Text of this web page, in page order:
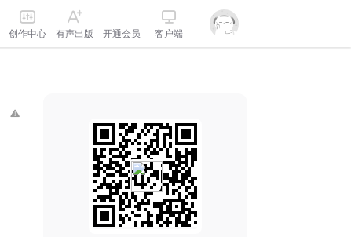
创作中心 有声出版 开通会员 客户端